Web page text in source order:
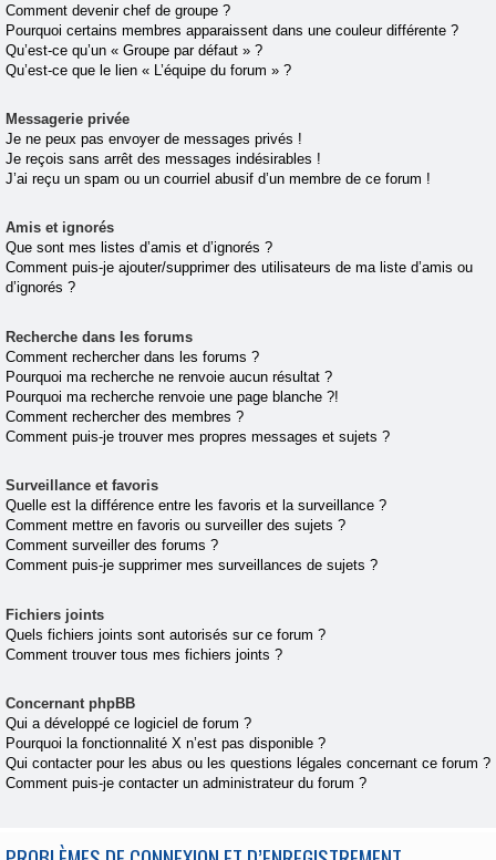
Comment devenir chef de groupe ?
Pourquoi certains membres apparaissent dans une couleur différente ?
Qu’est-ce qu’un « Groupe par défaut » ?
Qu’est-ce que le lien « L’équipe du forum » ?
Messagerie privée
Je ne peux pas envoyer de messages privés !
Je reçois sans arrêt des messages indésirables !
J’ai reçu un spam ou un courriel abusif d’un membre de ce forum !
Amis et ignorés
Que sont mes listes d’amis et d’ignorés ?
Comment puis-je ajouter/supprimer des utilisateurs de ma liste d’amis ou
d’ignorés ?
Recherche dans les forums
Comment rechercher dans les forums ?
Pourquoi ma recherche ne renvoie aucun résultat ?
Pourquoi ma recherche renvoie une page blanche ?!
Comment rechercher des membres ?
Comment puis-je trouver mes propres messages et sujets ?
Surveillance et favoris
Quelle est la différence entre les favoris et la surveillance ?
Comment mettre en favoris ou surveiller des sujets ?
Comment surveiller des forums ?
Comment puis-je supprimer mes surveillances de sujets ?
Fichiers joints
Quels fichiers joints sont autorisés sur ce forum ?
Comment trouver tous mes fichiers joints ?
Concernant phpBB
Qui a développé ce logiciel de forum ?
Pourquoi la fonctionnalité X n’est pas disponible ?
Qui contacter pour les abus ou les questions légales concernant ce forum ?
Comment puis-je contacter un administrateur du forum ?